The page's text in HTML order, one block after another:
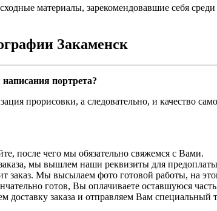
материалы, зарекомендовавшие себя
Закаменск
портрета?
прорисовки, а следовательно, и качество
после чего мы обязательно свяжемся с Вами.
мы вышлем наши реквизиты для
заказ. Мы высылаем фото готовой работы, на
готов, Вы оплачиваете оставшуюся
доставку заказа и отправляем Вам специальный